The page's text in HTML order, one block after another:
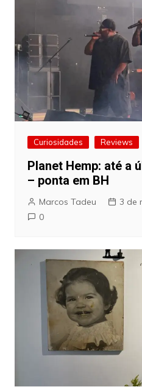
Curiosidades Reviews
Planet Hemp: até a
– ponta em BH
Marcos Tadeu
3 de
0